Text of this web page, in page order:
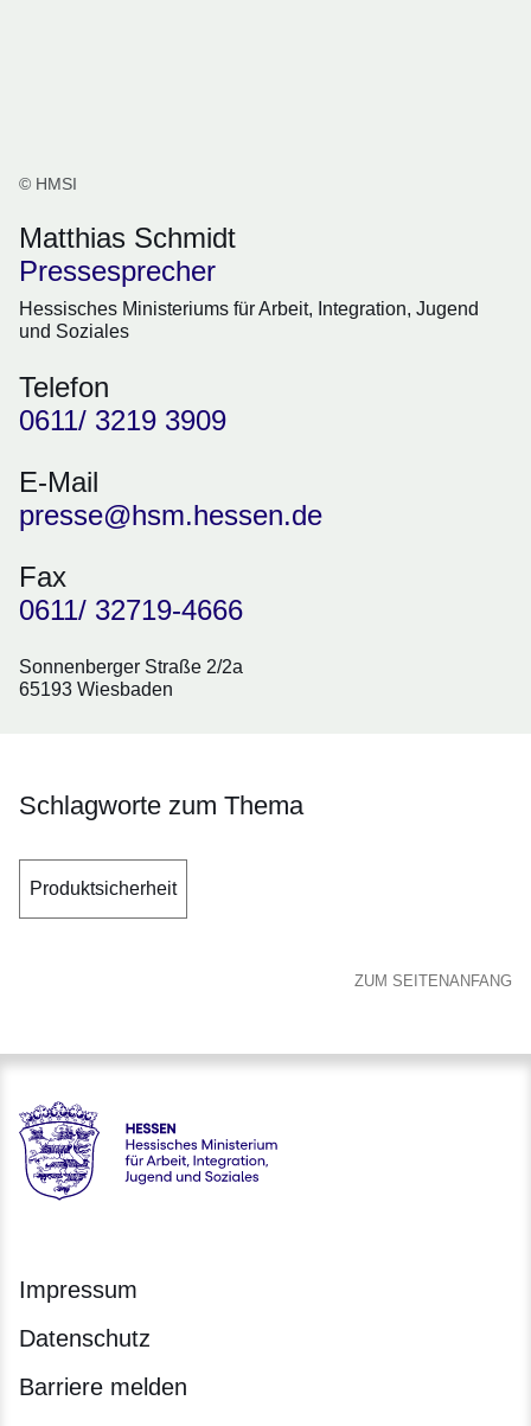
© HMSI
Matthias Schmidt
Pressesprecher
Hessisches Ministeriums für Arbeit, Integration, Jugend
und Soziales
Telefon
0611/ 3219 3909
E-Mail
presse@hsm.hessen.de
Fax
0611/ 32719-4666
Sonnenberger Straße 2/2a
65193 Wiesbaden
Schlagworte zum Thema
Produktsicherheit
ZUM SEITENANFANG
Hessen - Hessisches Ministerium für Arbeit, Integration,
Impressum
Datenschutz
Barriere melden